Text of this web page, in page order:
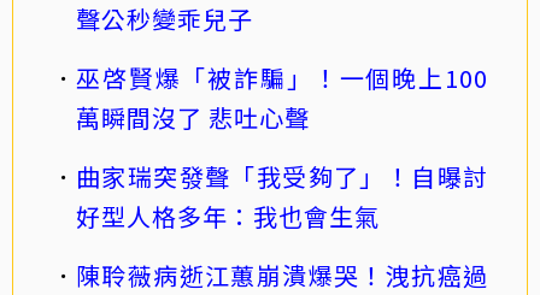
聲公秒變乖兒子
巫啓賢爆「被詐騙」！一個晚上100
萬瞬間沒了 悲吐心聲
曲家瑞突發聲「我受夠了」！自曝討
好型人格多年：我也會生氣
陳聆薇病逝江蕙崩潰爆哭！洩抗癌過